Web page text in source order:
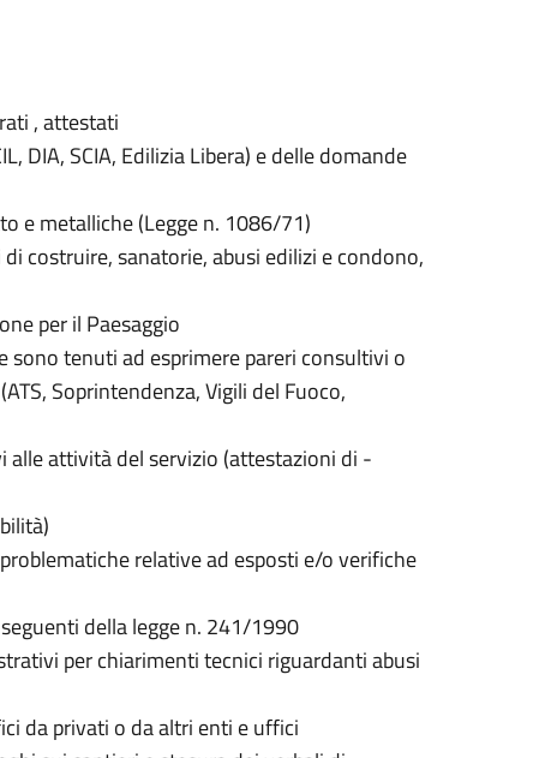
, attestati
DIA, SCIA, Edilizia Libera) e delle domande
e metalliche (Legge n. 1086/71)
costruire, sanatorie, abusi edilizi e condono,
per il Paesaggio
sono tenuti ad esprimere pareri consultivi o
Soprintendenza, Vigili del Fuoco,
alle attività del servizio (attestazioni di -
relative ad esposti e/o verifiche
della legge n. 241/1990
per chiarimenti tecnici riguardanti abusi
da privati o da altri enti e uffici